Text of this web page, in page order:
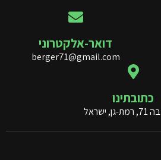
דואר-אלקטרוני
berger71@gmail.com
כתובתינו
ישראל